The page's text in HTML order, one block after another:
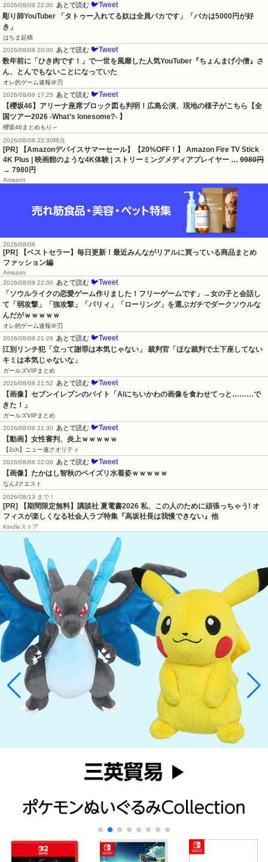
2026/08/08 22:00
あとで読む 🐦Tweet
彫り師YouTuber 「タトゥー入れてる奴は全員バカです」「バカは5000円が好
き」
はちま起稿
2026/08/08 20:00
あとで読む 🐦Tweet
数年前に「ひき肉です！」で一世を風靡した人気YouTuber『ちょんまげ小僧』さ
ん、とんでもないことになっていた
オレ的ゲーム速報＠刃
2026/08/08 17:25
あとで読む 🐦Tweet
【櫻坂46】アリーナ座席ブロック図も判明！広島公演、現地の様子がこちら【全
国ツアー2026 -What’s lonesome?- 】
櫻坂46まとめもり～
2026/08/08 22:30時点
[PR] 【Amazonデバイスサマーセール】【20%OFF！】 Amazon Fire TV Stick
4K Plus | 映画館のような4K体験 | ストリーミングメディアプレイヤー … 9980円
→ 7980円
Amazon
2026/08/08
[PR] 【ベストセラー】毎日更新！最近みんながリアルに買っている商品まとめ
ファッション編
Amazon
2026/08/08 22:00
あとで読む 🐦Tweet
「ソウルライクの恋愛ゲーム作りました！フリーゲームです」→女の子と会話し
て「弱攻撃」「強攻撃」「パリィ」「ローリング」を選ぶガチでダークソウルな
んだがｗｗｗｗｗ
オレ的ゲーム速報＠刃
2026/08/08 21:28
あとで読む 🐦Tweet
江別リンチ犯「立って謝罪は本気じゃない」 裁判官「ほな裁判で土下座してない
キミは本気じゃないな」
ガールズVIPまとめ
2026/08/08 21:52
あとで読む 🐦Tweet
【画像】セブンイレブンのバイト「AIにちいかわの画像を食わせてっと………で
きた！」
ガールズVIPまとめ
2026/08/08 21:30
あとで読む 🐦Tweet
【動画】女性審判、炎上ｗｗｗｗｗ
【2ch】ニュー速クオリティ
2026/08/08 22:06
あとで読む 🐦Tweet
【画像】たかはし智秋のペイズリ水着姿ｗｗｗｗｗ
なんJクエスト
2026/08/13 まで！
[PR] 【期間限定無料】講談社 夏電書2026 私、この人のために頑張っちゃう! オ
フィスが楽しくなる社会人ラブ特集『高坂社長は我慢できない』他
Kindleストア